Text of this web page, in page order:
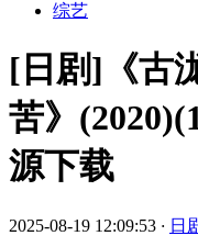
综艺
[日剧]《古
苦》
源下载
2025-08-19 12:09:53 · 日